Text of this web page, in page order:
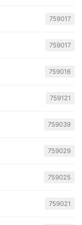
759017
759017
759016
759121
759039
759029
759025
759021